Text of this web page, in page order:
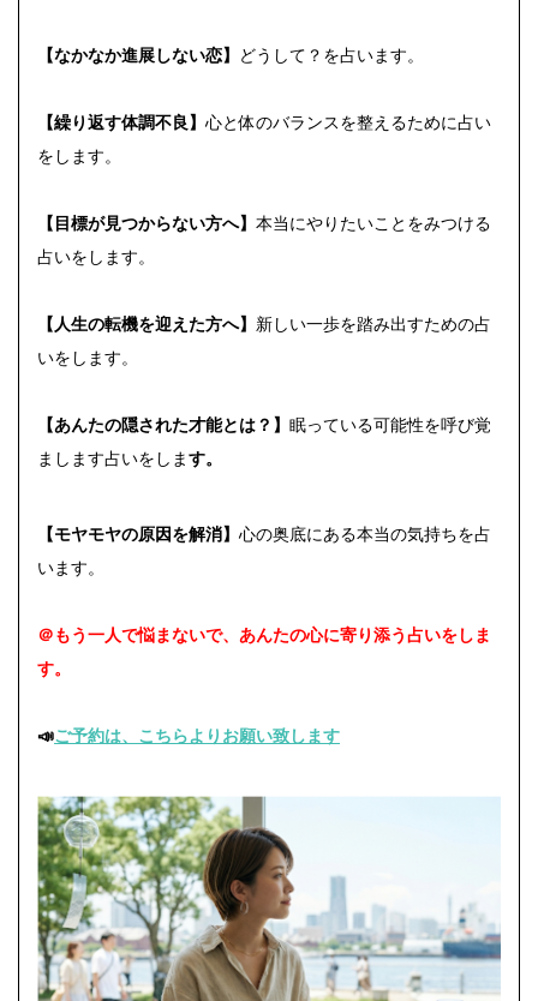
【なかなか進展しない恋】 どうして？を占います。
【繰り返す体調不良】 心と体のバランスを整えるために占い
をします。
【目標が見つからない方へ】 本当にやりたいことをみつける
占いをします。
【人生の転機を迎えた方へ】 新しい一歩を踏み出すための占
いをします。
【あんたの隠された才能とは？】 眠っている可能性を呼び覚
まします占いをしま す。
【モヤモヤの原因を解消】 心の奥底にある本当の気持ちを占
います。
＠もう一人で悩まないで、あんたの心に寄り添う占いをしま
す。
📣ご予約は、こちらよりお願い致します